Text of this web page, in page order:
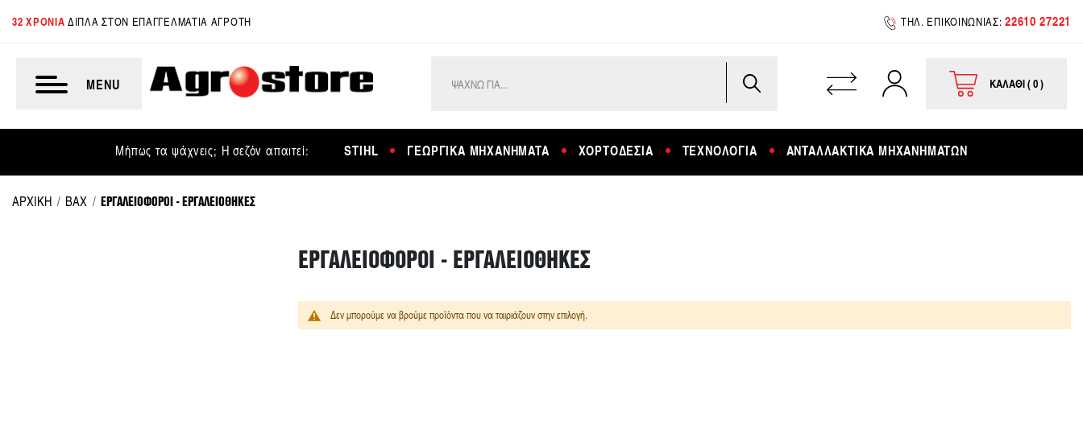
32 ΧΡΟΝΙΑ ΔΙΠΛΑ ΣΤΟΝ ΕΠΑΓΓΕΛΜΑΤΙΑ ΑΓΡΟΤΗ ΤΗΛ. ΕΠΙΚΟΙΝΩΝΙΑΣ:22610 27221
MENU Το καλάθι μου
ΚΑΛΑΘΙ 0
Μήπως τα ψάχνεις; Η σεζόν απαιτεί: STIHL ΓΕΩΡΓΙΚΑ ΜΗΧΑΝΗΜΑΤΑ ΧΟΡΤΟΔΕΣΙΑ ΤΕΧΝΟΛΟΓΙΑ ΑΝΤΑΛΛΑΚΤΙΚΑ ΜΗΧΑΝΗΜΑΤΩΝ
ΑΡΧΙΚΗ BAX ΕΡΓΑΛΕΙΟΦΟΡΟΙ - ΕΡΓΑΛΕΙΟΘΗΚΕΣ
ΕΡΓΑΛΕΙΟΦΟΡΟΙ - ΕΡΓΑΛΕΙΟΘΗΚΕΣ
Δεν μπορούμε να βρούμε προϊόντα που να ταιριάζουν στην επιλογή.